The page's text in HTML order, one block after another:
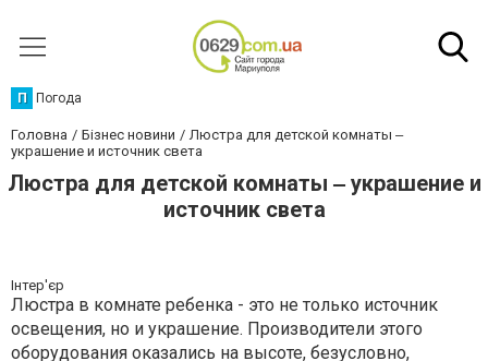
П Погода
Головна Бізнес новини
Люстра для детской комнаты ‒
украшение и источник света
Люстра для детской комнаты ‒ украшение и
источник света
Інтер'єр
Люстра в комнате ребенка - это не только источник
освещения, но и украшение. Производители этого
оборудования оказались на высоте, безусловно,